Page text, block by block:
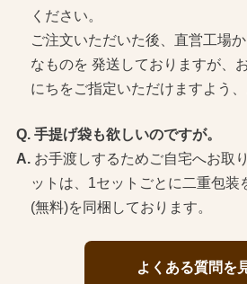
ください。
ご注文いただいた後、直営工場
なものを 発送しておりますが、
にちをご指定いただけますよう、
手提げ袋も欲しいのですが。
お手渡しするためご自宅へお取
ットは、1セットごとに二重包装
(無料)を同梱しております。
よくある質問を